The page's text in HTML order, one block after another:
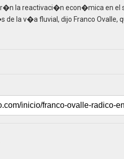
la reactivaci�n econ�mica en el
de la v�a fluvial, dijo Franco Ovalle,